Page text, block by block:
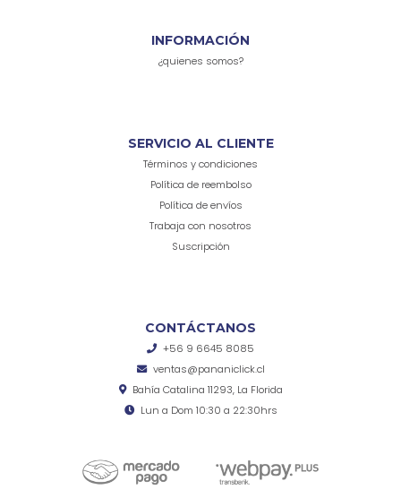
INFORMACIÓN
¿quienes somos?
SERVICIO AL CLIENTE
Términos y condiciones
Política de reembolso
Política de envíos
Trabaja con nosotros
Suscripción
CONTÁCTANOS
+56 9 6645 8085
ventas@pananiclick.cl
Bahía Catalina 11293, La Florida
Lun a Dom 10:30 a 22:30hrs